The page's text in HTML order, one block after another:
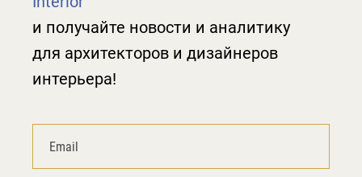
и получайте новости и аналитику
для архитекторов и дизайнеров
интерьера!